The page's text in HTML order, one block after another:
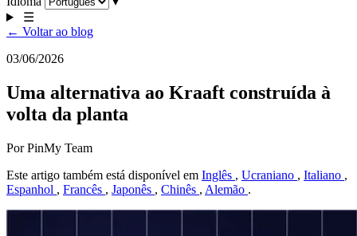
☰
← Voltar ao blog
03/06/2026
Uma alternativa ao Kraaft construída à
volta da planta
Por PinMy Team
Este artigo também está disponível em Inglês , Ucraniano , Italiano ,
Espanhol , Francês , Japonês , Chinês , Alemão .